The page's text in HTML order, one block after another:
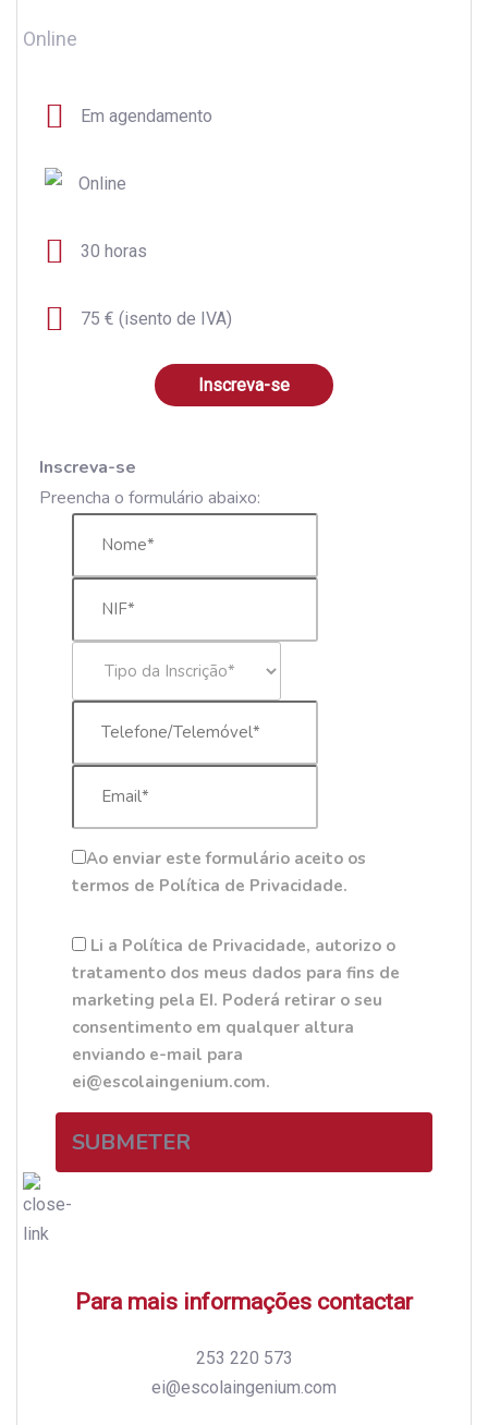
Online
Em agendamento
Online
30 horas
75 € (isento de IVA)
Inscreva-se
Inscreva-se
Preencha o formulário abaixo:
Ao enviar este formulário aceito os
termos de Política de Privacidade.
Li a Política de Privacidade, autorizo o
tratamento dos meus dados para fins de
marketing pela EI. Poderá retirar o seu
consentimento em qualquer altura
enviando e-mail para
ei@escolaingenium.com.
SUBMETER
Para mais informações contactar
253 220 573
ei@escolaingenium.com